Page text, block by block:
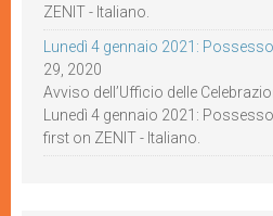
ZENIT - Italiano.
Lunedì 4 gennaio 2021:
29, 2020
Avviso dell’Ufficio delle
Lunedì 4 gennaio 2021:
first on ZENIT - Italiano.